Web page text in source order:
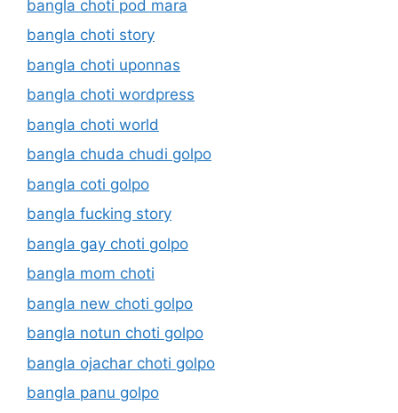
bangla choti pod mara
bangla choti story
bangla choti uponnas
bangla choti wordpress
bangla choti world
bangla chuda chudi golpo
bangla coti golpo
bangla fucking story
bangla gay choti golpo
bangla mom choti
bangla new choti golpo
bangla notun choti golpo
bangla ojachar choti golpo
bangla panu golpo